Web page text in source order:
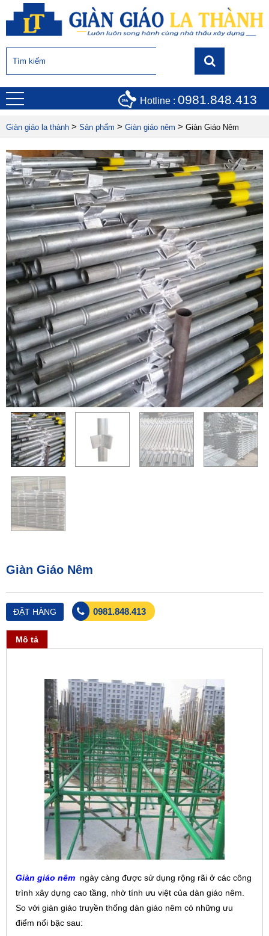
Hotline : 0981.848.413
Giàn giáo la thành > Sản phẩm > Giàn giáo nêm > Giàn Giáo Nêm
Giàn Giáo Nêm
ĐẶT HÀNG 0981.848.413
Mô tả
Giàn giáo nêm ngày càng được sử dụng rộng rãi ở các công
trình xây dựng cao tầng, nhờ tính ưu việt của dàn giáo nêm.
So với giàn giáo truyền thống dàn giáo nêm có những ưu
điểm nổi bậc sau: